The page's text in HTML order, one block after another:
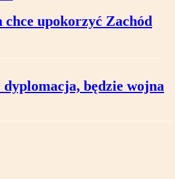
upokorzyć Zachód
dyplomacja, będzie wojna